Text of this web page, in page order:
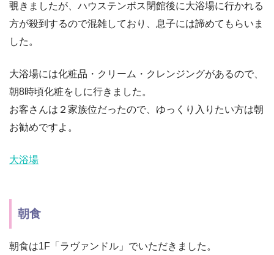
覗きましたが、ハウステンボス閉館後に大浴場に行かれる
方が殺到するので混雑しており、息子には諦めてもらいま
した。
大浴場には化粧品・クリーム・クレンジングがあるので、
朝8時頃化粧をしに行きました。
お客さんは２家族位だったので、ゆっくり入りたい方は朝
お勧めですよ。
大浴場
朝食
朝食は1F「ラヴァンドル」でいただきました。